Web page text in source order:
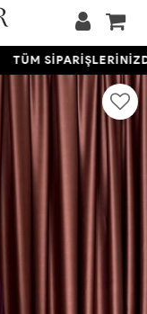
TÜM